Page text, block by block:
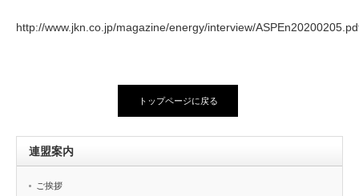
http://www.jkn.co.jp/magazine/energy/interview/
トップページに戻る
連盟案内
ご挨拶